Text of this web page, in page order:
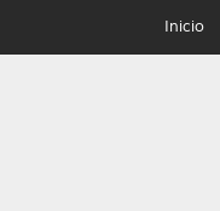
Inicio